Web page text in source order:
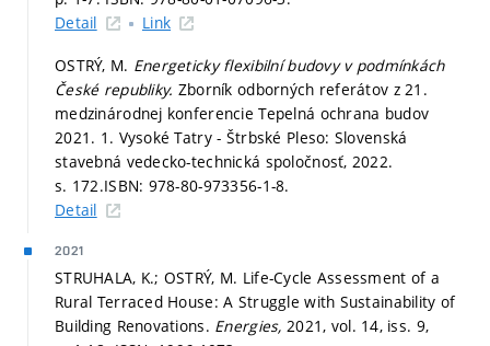
Detail
Link
OSTRÝ, M. Energeticky flexibilní budovy v podmínkách
České republiky. Zborník odborných referátov z 21.
medzinárodnej konferencie Tepelná ochrana budov
2021. 1. Vysoké Tatry - Štrbské Pleso: Slovenská
stavebná vedecko-technická spoločnosť, 2022.
s. 172.ISBN: 978-80-973356-1-8.
Detail
2021
STRUHALA, K.; OSTRÝ, M. Life-Cycle Assessment of a
Rural Terraced House: A Struggle with Sustainability of
Building Renovations. Energies, 2021, vol. 14, iss. 9,